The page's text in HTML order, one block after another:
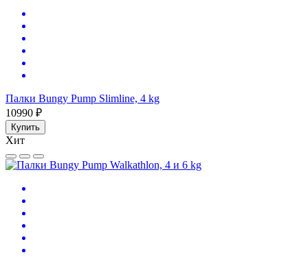
Палки Bungy Pump Slimline, 4 kg
10990 ₽
Купить
Хит